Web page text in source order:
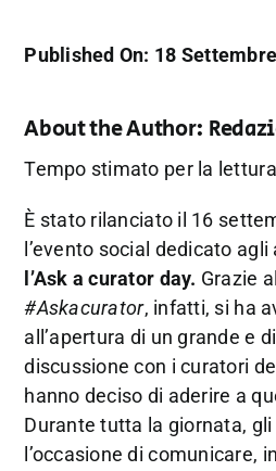
Published On: 18
About the Author:
Tempo stimato per la
È stato rilanciato il 16
l’evento social dedicato
l’Ask a curator day. Grazie
#Askacurator, infatti, si ha
all’apertura di un grande e
discussione con i curatori
hanno deciso di aderire a
Durante tutta la giornata,
l’occasione di comunicare,